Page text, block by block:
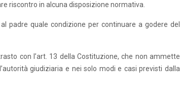
riscontro in alcuna disposizione normativa.
padre quale condizione per continuare a godere del
con l’art. 13 della Costituzione, che non ammette
giudiziaria e nei solo modi e casi previsti dalla